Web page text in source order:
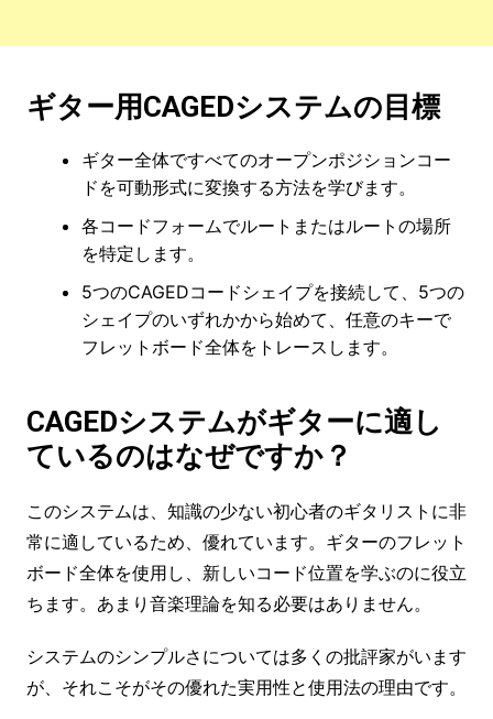
ギター用CAGEDシステムの目標
ギター全体ですべてのオープンポジションコー
ドを可動形式に変換する方法を学びます。
各コードフォームでルートまたはルートの場所
を特定します。
5つのCAGEDコードシェイプを接続して、5つの
シェイプのいずれかから始めて、任意のキーで
フレットボード全体をトレースします。
CAGEDシステムがギターに適し
ているのはなぜですか？
このシステムは、知識の少ない初心者のギタリストに非
常に適しているため、優れています。ギターのフレット
ボード全体を使用し、新しいコード位置を学ぶのに役立
ちます。あまり音楽理論を知る必要はありません。
システムのシンプルさについては多くの批評家がいます
が、それこそがその優れた実用性と使用法の理由です。